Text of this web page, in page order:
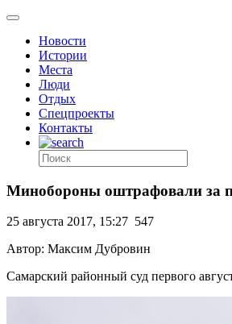
Новости
Истории
Места
Люди
Отдых
Спецпроекты
Контакты
Минобороны оштрафовали за
25 августа 2017, 15:27 547
Автор: Максим Дубровин
Самарский районный суд первого